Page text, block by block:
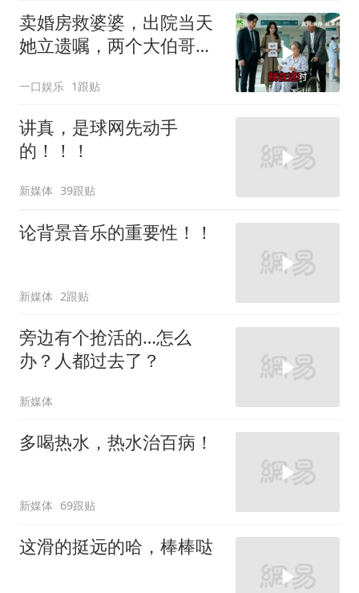
卖婚房救婆婆，出院当天
她立遗嘱，两个大伯哥傻
一口娱乐 1跟贴
讲真，是球网先动手
的！！！
新媒体 39跟贴
论背景音乐的重要性！！
新媒体 2跟贴
旁边有个抢活的…怎么
办？人都过去了？
新媒体
多喝热水，热水治百病！
新媒体 69跟贴
这滑的挺远的哈，棒棒哒